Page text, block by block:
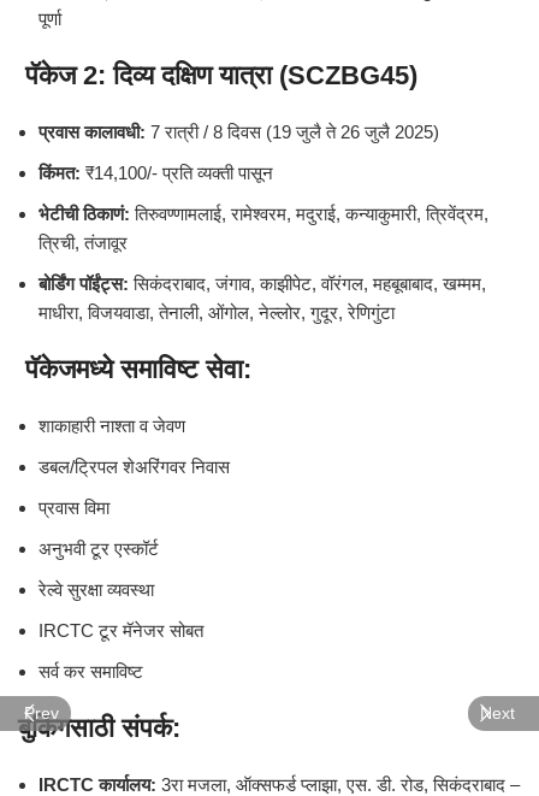
पूर्णा
पॅकेज 2:दिव्य दक्षिण यात्रा (SCZBG45)
प्रवास कालावधी: 7 रात्री / 8 दिवस (19 जुलै ते 26 जुलै 2025)
किंमत: ₹14,100/- प्रति व्यक्ती पासून
भेटीची ठिकाणं: तिरुवण्णामलाई, रामेश्वरम, मदुराई, कन्याकुमारी, त्रिवेंद्रम,
त्रिची, तंजावूर
बोर्डिंग पॉईंट्स: सिकंदराबाद, जंगाव, काझीपेट, वॉरंगल, महबूबाबाद, खम्मम,
माधीरा, विजयवाडा, तेनाली, ओंगोल, नेल्लोर, गुदूर, रेणिगुंटा
पॅकेजमध्ये समाविष्ट सेवा:
शाकाहारी नाश्ता व जेवण
डबल/ट्रिपल शेअरिंगवर निवास
प्रवास विमा
अनुभवी टूर एस्कॉर्ट
रेल्वे सुरक्षा व्यवस्था
IRCTC टूर मॅनेजर सोबत
सर्व कर समाविष्ट
बुकिंगसाठी संपर्क:
IRCTC कार्यालय: 3रा मजला, ऑक्सफर्ड प्लाझा, एस. डी. रोड, सिकंदराबाद –
Prev Next